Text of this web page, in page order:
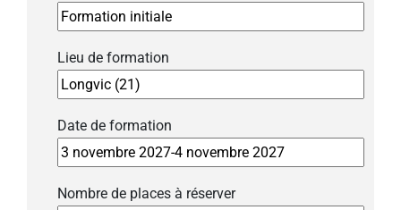
Lieu de formation
Date de formation
Nombre de places à réserver